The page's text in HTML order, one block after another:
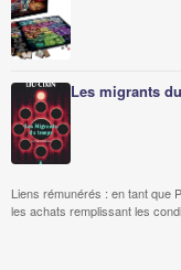
Les migrants
Liens rémunérés : en tant que
les achats remplissant les